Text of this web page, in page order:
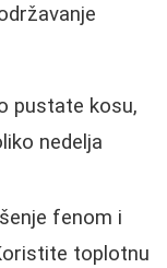
pustate kosu,
nedelja
fenom i
toplotnu